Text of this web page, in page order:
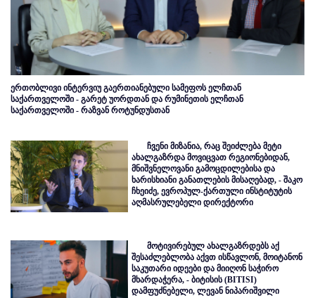
ერთობლივი ინტერვიუ გაერთიანებული სამეფოს ელჩთან
საქართველოში - გარეტ უორდთან და რუმინეთის ელჩთან
საქართველოში - რაზვან როტუნდუსთან
ჩვენი მიზანია, რაც შეიძლება მეტი
ახალგაზრდა მოვიცვათ რეგიონებიდან,
მნიშვნელოვანი გამოცდილებისა და
ხარისხიანი განათლების მისაღებად, - შაკო
ჩხეიძე, ევროპულ-ქართული ინსტიტუტის
აღმასრულებელი დირექტორი
მოტივირებულ ახალგაზრდებს აქ
შესაძლებლობა აქვთ ისწავლონ, მოიტანონ
საკუთარი იდეები და მიიღონ საჭირო
მხარდაჭერა, - ბიტისის (BITISI)
დამფუძნებელი, ლევან ნიპარიშვილი